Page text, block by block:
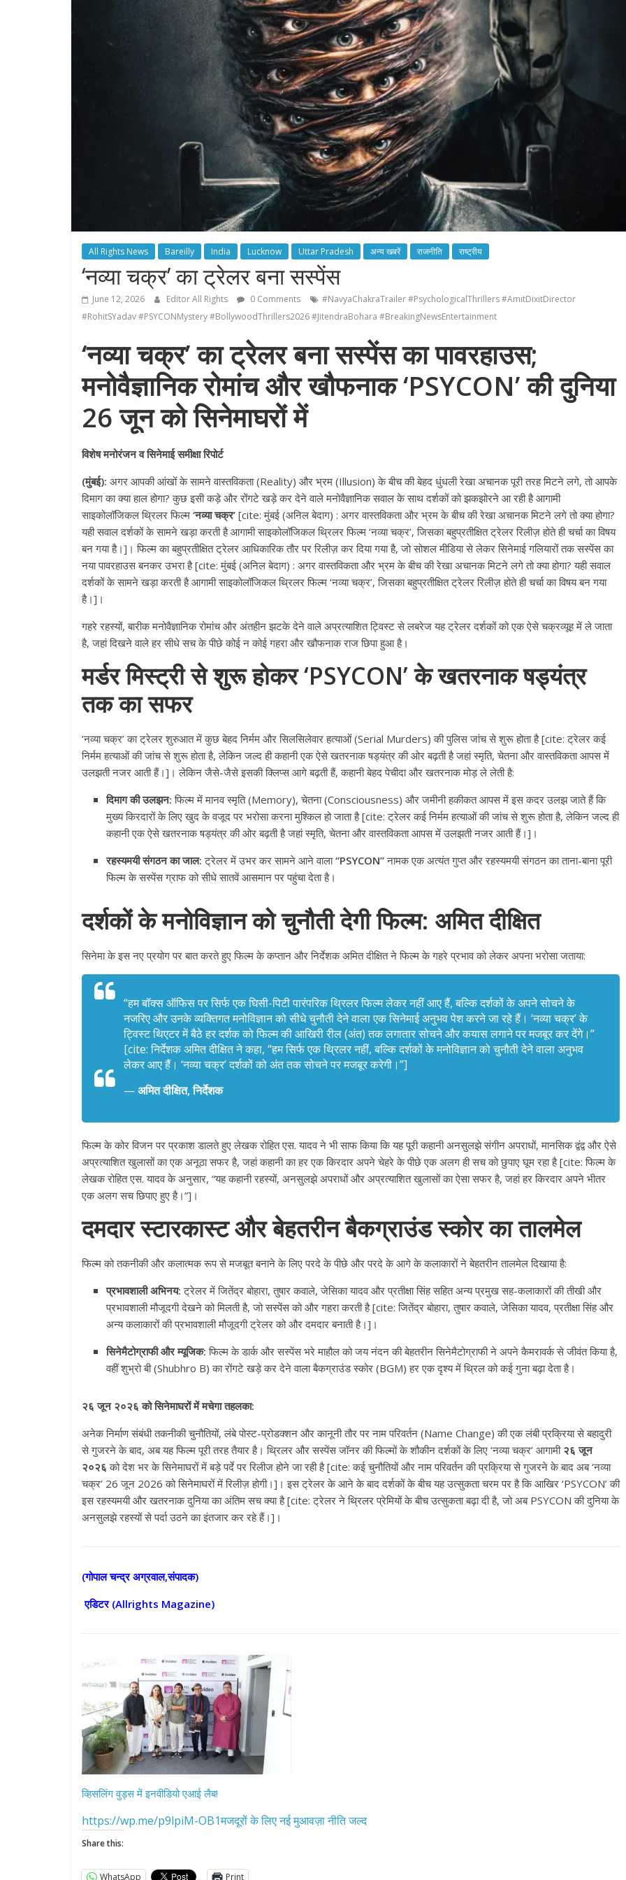
All Rights News Bareilly India Lucknow Uttar Pradesh अन्य खबरें राजनीति राष्ट्रीय
‘नव्या चक्र’ का ट्रेलर बना सस्पेंस
June 12, 2026 Editor All Rights 0 Comments
#NavyaChakraTrailer #PsychologicalThrillers #AmitDixitDirector
#RohitSYadav #PSYCONMystery #BollywoodThrillers2026 #JitendraBohara #BreakingNewsEntertainment
‘नव्या चक्र’ का ट्रेलर बना सस्पेंस का पावरहाउस;
मनोवैज्ञानिक रोमांच और खौफनाक ‘PSYCON’ की दुनिया
26 जून को सिनेमाघरों में
विशेष मनोरंजन व सिनेमाई समीक्षा रिपोर्ट
(मुंबई): अगर आपकी आंखों के सामने वास्तविकता (Reality) और भ्रम (Illusion) के बीच की बेहद धुंधली रेखा अचानक पूरी तरह मिटने लगे, तो आपके
दिमाग का क्या हाल होगा? कुछ इसी कड़े और रोंगटे खड़े कर देने वाले मनोवैज्ञानिक सवाल के साथ दर्शकों को झकझोरने आ रही है आगामी
साइकोलॉजिकल थ्रिलर फिल्म ‘नव्या चक्र’ [cite: मुंबई (अनिल बेदाग) : अगर वास्तविकता और भ्रम के बीच की रेखा अचानक मिटने लगे तो क्या होगा?
यही सवाल दर्शकों के सामने खड़ा करती है आगामी साइकोलॉजिकल थ्रिलर फिल्म ‘नव्या चक्र’, जिसका बहुप्रतीक्षित ट्रेलर रिलीज़ होते ही चर्चा का विषय
बन गया है।]। फिल्म का बहुप्रतीक्षित ट्रेलर आधिकारिक तौर पर रिलीज़ कर दिया गया है, जो सोशल मीडिया से लेकर सिनेमाई गलियारों तक सस्पेंस का
नया पावरहाउस बनकर उभरा है [cite: मुंबई (अनिल बेदाग) : अगर वास्तविकता और भ्रम के बीच की रेखा अचानक मिटने लगे तो क्या होगा? यही सवाल
दर्शकों के सामने खड़ा करती है आगामी साइकोलॉजिकल थ्रिलर फिल्म ‘नव्या चक्र’, जिसका बहुप्रतीक्षित ट्रेलर रिलीज़ होते ही चर्चा का विषय बन गया
है।]।
गहरे रहस्यों, बारीक मनोवैज्ञानिक रोमांच और अंतहीन झटके देने वाले अप्रत्याशित ट्विस्ट से लबरेज यह ट्रेलर दर्शकों को एक ऐसे चक्रव्यूह में ले जाता
है, जहां दिखने वाले हर सीधे सच के पीछे कोई न कोई गहरा और खौफनाक राज छिपा हुआ है।
मर्डर मिस्ट्री से शुरू होकर ‘PSYCON’ के खतरनाक षड्यंत्र
तक का सफर
‘नव्या चक्र’ का ट्रेलर शुरुआत में कुछ बेहद निर्मम और सिलसिलेवार हत्याओं (Serial Murders) की पुलिस जांच से शुरू होता है [cite: ट्रेलर कई
निर्मम हत्याओं की जांच से शुरू होता है, लेकिन जल्द ही कहानी एक ऐसे खतरनाक षड्यंत्र की ओर बढ़ती है जहां स्मृति, चेतना और वास्तविकता आपस में
उलझती नजर आती हैं।]। लेकिन जैसे-जैसे इसकी क्लिप्स आगे बढ़ती हैं, कहानी बेहद पेचीदा और खतरनाक मोड़ ले लेती है:
दिमाग की उलझन: फिल्म में मानव स्मृति (Memory), चेतना (Consciousness) और जमीनी हकीकत आपस में इस कदर उलझ जाते हैं कि
मुख्य किरदारों के लिए खुद के वजूद पर भरोसा करना मुश्किल हो जाता है [cite: ट्रेलर कई निर्मम हत्याओं की जांच से शुरू होता है, लेकिन जल्द ही
कहानी एक ऐसे खतरनाक षड्यंत्र की ओर बढ़ती है जहां स्मृति, चेतना और वास्तविकता आपस में उलझती नजर आती हैं।]।
रहस्यमयी संगठन का जाल: ट्रेलर में उभर कर सामने आने वाला“PSYCON”नामक एक अत्यंत गुप्त और रहस्यमयी संगठन का ताना-बाना पूरी
फिल्म के सस्पेंस ग्राफ को सीधे सातवें आसमान पर पहुंचा देता है।
दर्शकों के मनोविज्ञान को चुनौती देगी फिल्म: अमित दीक्षित
सिनेमा के इस नए प्रयोग पर बात करते हुए फिल्म के कप्तान और निर्देशक अमित दीक्षित ने फिल्म के गहरे प्रभाव को लेकर अपना भरोसा जताया:
“हम बॉक्स ऑफिस पर सिर्फ एक घिसी-पिटी पारंपरिक थ्रिलर फिल्म लेकर नहीं आए हैं, बल्कि दर्शकों के अपने सोचने के
नजरिए और उनके व्यक्तिगत मनोविज्ञान को सीधे चुनौती देने वाला एक सिनेमाई अनुभव पेश करने जा रहे हैं। ‘नव्या चक्र’ के
ट्विस्ट थिएटर में बैठे हर दर्शक को फिल्म की आखिरी रील (अंत) तक लगातार सोचने और कयास लगाने पर मजबूर कर देंगे।”
[cite: निर्देशक अमित दीक्षित ने कहा, “हम सिर्फ एक थ्रिलर नहीं, बल्कि दर्शकों के मनोविज्ञान को चुनौती देने वाला अनुभव
लेकर आए हैं। ‘नव्या चक्र’ दर्शकों को अंत तक सोचने पर मजबूर करेगी।”]
—अमित दीक्षित, निर्देशक
फिल्म के कोर विजन पर प्रकाश डालते हुए लेखक रोहित एस. यादव ने भी साफ किया कि यह पूरी कहानी अनसुलझे संगीन अपराधों, मानसिक द्वंद्व और ऐसे
अप्रत्याशित खुलासों का एक अनूठा सफर है, जहां कहानी का हर एक किरदार अपने चेहरे के पीछे एक अलग ही सच को छुपाए घूम रहा है [cite: फिल्म के
लेखक रोहित एस. यादव के अनुसार, “यह कहानी रहस्यों, अनसुलझे अपराधों और अप्रत्याशित खुलासों का ऐसा सफर है, जहां हर किरदार अपने भीतर
एक अलग सच छिपाए हुए है।”]।
दमदार स्टारकास्ट और बेहतरीन बैकग्राउंड स्कोर का तालमेल
फिल्म को तकनीकी और कलात्मक रूप से मजबूत बनाने के लिए परदे के पीछे और परदे के आगे के कलाकारों ने बेहतरीन तालमेल दिखाया है:
प्रभावशाली अभिनय: ट्रेलर में जितेंद्र बोहारा, तुषार कवाले, जेसिका यादव और प्रतीक्षा सिंह सहित अन्य प्रमुख सह-कलाकारों की तीखी और
प्रभावशाली मौजूदगी देखने को मिलती है, जो सस्पेंस को और गहरा करती है [cite: जितेंद्र बोहारा, तुषार कवाले, जेसिका यादव, प्रतीक्षा सिंह और
अन्य कलाकारों की प्रभावशाली मौजूदगी ट्रेलर को और दमदार बनाती है।]।
सिनेमैटोग्राफी और म्यूजिक: फिल्म के डार्क और सस्पेंस भरे माहौल को जय नंदन की बेहतरीन सिनेमैटोग्राफी ने अपने कैमरावर्क से जीवंत किया है,
वहीं शुभ्रो बी (Shubhro B) का रोंगटे खड़े कर देने वाला बैकग्राउंड स्कोर (BGM) हर एक दृश्य में थ्रिल को कई गुना बढ़ा देता है।
२६ जून २०२६ को सिनेमाघरों में मचेगा तहलका:
अनेक निर्माण संबंधी तकनीकी चुनौतियों, लंबे पोस्ट-प्रोडक्शन और कानूनी तौर पर नाम परिवर्तन (Name Change) की एक लंबी प्रक्रिया से बहादुरी
से गुजरने के बाद, अब यह फिल्म पूरी तरह तैयार है। थ्रिलर और सस्पेंस जॉनर की फिल्मों के शौकीन दर्शकों के लिए ‘नव्या चक्र’ आगामी २६ जून
२०२६ को देश भर के सिनेमाघरों में बड़े पर्दे पर रिलीज होने जा रही है [cite: कई चुनौतियों और नाम परिवर्तन की प्रक्रिया से गुजरने के बाद अब ‘नव्या
चक्र’ 26 जून 2026 को सिनेमाघरों में रिलीज़ होगी।]। इस ट्रेलर के आने के बाद दर्शकों के बीच यह उत्सुकता चरम पर है कि आखिर ‘PSYCON’ की
इस रहस्यमयी और खतरनाक दुनिया का अंतिम सच क्या है [cite: ट्रेलर ने थ्रिलर प्रेमियों के बीच उत्सुकता बढ़ा दी है, जो अब PSYCON की दुनिया के
अनसुलझे रहस्यों से पर्दा उठने का इंतजार कर रहे हैं।]।
(गोपाल चन्द्र अग्रवाल,संपादक)
एडिटर (Allrights Magazine)
व्हिसलिंग वुड्स में इनवीडियो एआई लैब!
https://wp.me/p9lpiM-OB1मजदूरों के लिए नई मुआवज़ा नीति जल्द
Share this:
WhatsApp Print
समाजवादी पार्टी ने किया महंगाई के
खिलाफ प्रदर्शन
August 4, 2021 Editor All Rights 0
प्रथम आगमन पर नवनियुक्त प्रदेश
स्वागत
0